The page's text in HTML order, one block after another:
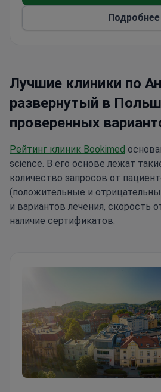
проживание не включено в
двойной фильтрационный
Подробнее
Лучшие клиники по
развернутый в
проверенных
Рейтинг клиник Bookimed
science. В его основе лежат
количество запросов от
(положительные и
и вариантов лечения, скорость
наличие сертификатов.